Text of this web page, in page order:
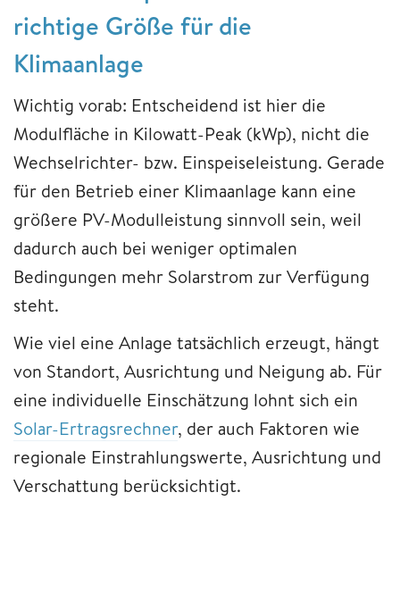
richtige Größe für die
Klimaanlage
Wichtig vorab: Entscheidend ist hier die
Modulfläche in Kilowatt-Peak (kWp), nicht die
Wechselrichter- bzw. Einspeiseleistung. Gerade
für den Betrieb einer Klimaanlage kann eine
größere PV-Modulleistung sinnvoll sein, weil
dadurch auch bei weniger optimalen
Bedingungen mehr Solarstrom zur Verfügung
steht.
Wie viel eine Anlage tatsächlich erzeugt, hängt
von Standort, Ausrichtung und Neigung ab. Für
eine individuelle Einschätzung lohnt sich ein
Solar-Ertragsrechner, der auch Faktoren wie
regionale Einstrahlungswerte, Ausrichtung und
Verschattung berücksichtigt.